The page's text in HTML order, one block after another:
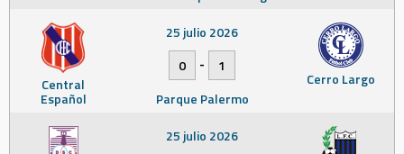
Central
Español
Cerro Largo
25 julio 2026
0
-
1
Parque Palermo
25 julio 2026